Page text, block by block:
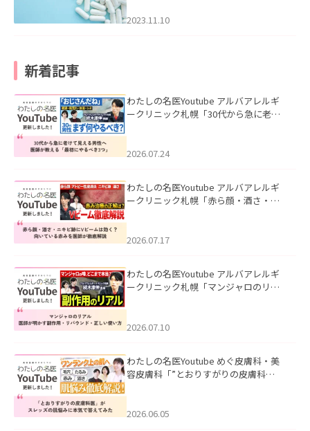
2023.11.10
新着記事
わたしの名医Youtube アルバアレルギ
ークリニック札幌「30代から急に老け
た。
2026.07.24
わたしの名医Youtube アルバアレルギ
ークリニック札幌「赤ら顔・酒さ・ニ
した。
2026.07.17
わたしの名医Youtube アルバアレルギ
ークリニック札幌「マンジャロのリア
た。
2026.07.10
わたしの名医Youtube めぐ皮膚科・美
容皮膚科「”とおりすがりの皮膚科
2026.06.05